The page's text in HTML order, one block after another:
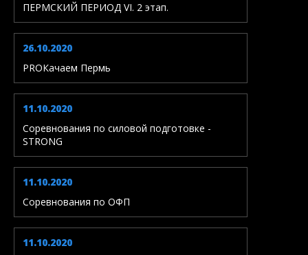
ПЕРМСКИЙ ПЕРИОД VI. 2 этап.
26.10.2020
PROКачаем Пермь
11.10.2020
Соревнования по силовой подготовке -
STRONG
11.10.2020
Соревнования по ОФП
11.10.2020